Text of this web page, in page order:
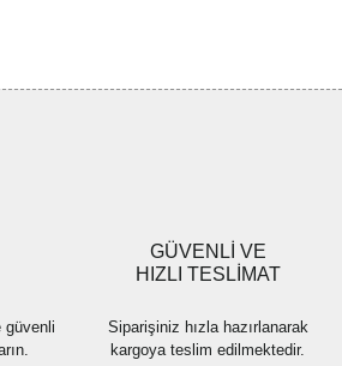
daha pahalı.
alternatifler olmalı.
güvenli
GÜVENLİ VE
HIZLI TESLİMAT
Siparişiniz hızla hazırlanarak
kargoya teslim edilmektedir.